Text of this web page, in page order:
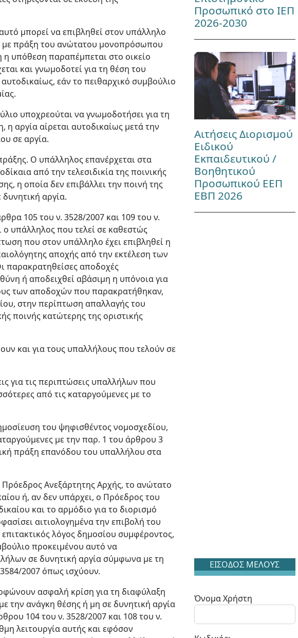
μπορεί να επιβληθεί στον υπάλληλο
με πράξη του ανώτατου μονοπρόσωπου
υπόθεση παραπέμπεται στο οικείο
και γνωμοδοτεί για τη θέση του
εάν το πειθαρχικό συμβούλιο
υποχρεούται να γνωμοδοτήσει για τη
η αργία αίρεται αυτοδικαίως μετά την
σε αργία.
Ο υπάλληλος επανέρχεται στα
από την τελεσιδικία της ποινικής
η οποία δεν επιβάλλει την ποινή της
αργία.
105 του ν. 3528/2007 και 109 του ν.
ο υπάλληλος που τελεί σε καθεστώς
που στον υπάλληλο έχει επιβληθεί η
αποχής από την εκτέλεση των
παρακρατηθείσες αποδοχές
ή αποδειχθεί αβάσιμη η υπόνοια για
των αποδοχών που παρακρατήθηκαν,
στην περίπτωση απαλλαγής του
ποινής κατώτερης της οριστικής
και για τους υπαλλήλους που τελούν σε
για τις περιπτώσεις υπαλλήλων που
από τις καταργούμενες με το
του ψηφισθέντος νομοσχεδίου,
με την παρ. 1 του άρθρου 3
πράξη επανόδου του υπαλλήλου στα
Ανεξάρτητης Αρχής, το ανώτατο
ή, αν δεν υπάρχει, ο Πρόεδρος του
και το αρμόδιο για το διορισμό
αιτιολογημένα την επιβολή του
λόγος δημοσίου συμφέροντος,
προκειμένου αυτό να
σε δυνητική αργία σύμφωνα με τη
2007 όπως ισχύουν.
ασφαλή κρίση για τη διαφύλαξη
την ανάγκη θέσης ή μη σε δυνητική αργία
104 του ν. 3528/2007 και 108 του ν.
λειτουργία αυτής και εφόσον
Προσωπικό στο ΙΕΠ
2026-2030
Αιτήσεις Διορισμού
Ειδικού
Εκπαιδευτικού /
Βοηθητικού
Προσωπικού ΕΕΠ
ΕΒΠ 2026
ΕΙΣΟΔΟΣ ΜΕΛΟΥΣ
Όνομα Χρήστη